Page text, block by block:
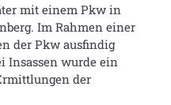
mit einem Pkw in
Im Rahmen einer
der Pkw ausfindig
Insassen wurde ein
der